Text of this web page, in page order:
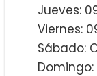
Jueves:
Viernes:
Sábado: